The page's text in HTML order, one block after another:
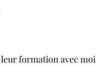
leur formation avec moi